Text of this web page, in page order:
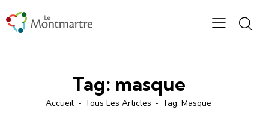
Tag: masque
Accueil Tous Les Articles Tag: Masque